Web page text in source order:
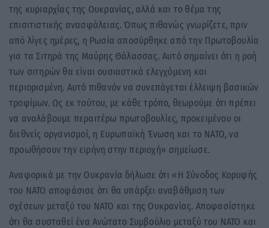
της κυριαρχίας της Ουκρανίας, αλλά και το θέμα της
επισιτιστικής ανασφάλειας. Όπως πιθανώς γνωρίζετε, πριν
από λίγες ημέρες, η Ρωσία αποσύρθηκε από την Πρωτοβουλία
για τα Σιτηρά της Μαύρης Θάλασσας. Αυτό σημαίνει ότι η ροή
των σιτηρών θα είναι ουσιαστικά ελεγχόμενη και
περιορισμένη. Αυτό πιθανόν να συνεπάγεται έλλειψη βασικών
τροφίμων. Ως εκ τούτου, με κάθε τρόπο, θεωρούμε ότι πρέπει
να αναλάβουμε περαιτέρω πρωτοβουλίες, προκειμένου οι
διεθνείς οργανισμοί, η Ευρωπαϊκή Ένωση και το ΝΑΤΟ, να
προωθήσουν την ειρήνη στην περιοχή» σημείωσε.
Αναφορικά με την Ουκρανία δήλωσε ότι «Η Σύνοδος Κορυφής
του ΝΑΤΟ αποφάσισε ότι θα υπάρξει αναβάθμιση των
σχέσεων μεταξύ του ΝΑΤΟ και της Ουκρανίας. Αποφασίστηκε
ότι θα συσταθεί ένα Ανώτατο Συμβούλιο μεταξύ του ΝΑΤΟ και